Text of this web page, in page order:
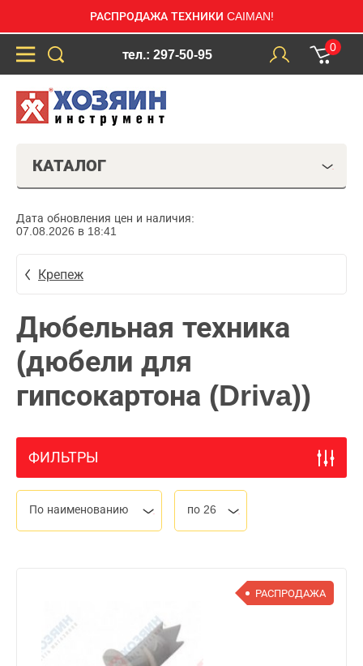
РАСПРОДАЖА ТЕХНИКИ CAIMAN!
тел.: 297-50-95
0
КАТАЛОГ
Дата обновления цен и наличия:
07.08.2026 в 18:41
Крепеж
Дюбельная техника
(дюбели для
гипсокартона (Driva))
ФИЛЬТРЫ
По наименованию по 26
РАСПРОДАЖА